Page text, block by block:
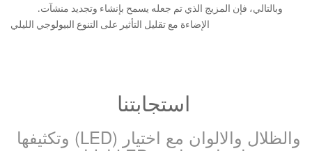
.وبالتالي، فإن المزيج الذي تم جعله يسمح بإنشاء وتجديد منشآت
الإضاءة مع تقليل التأثير على التنوع البيولوجي الليلي